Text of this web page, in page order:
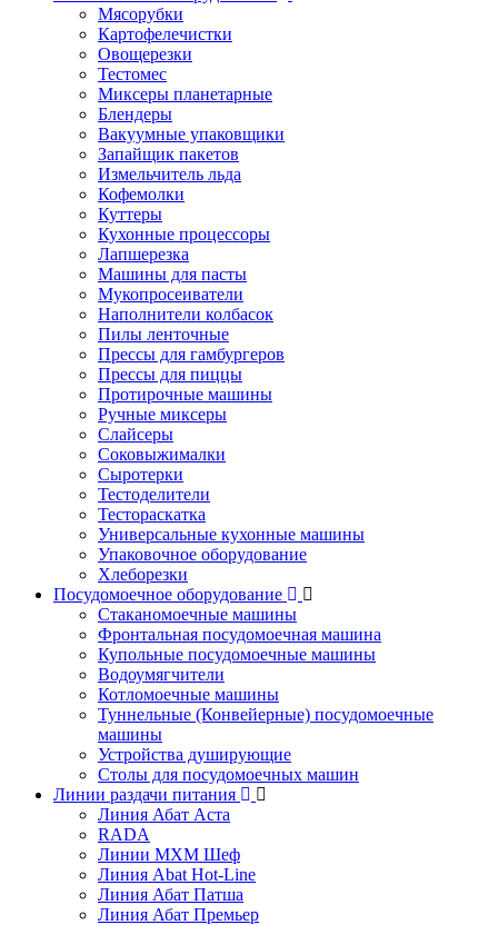
Мясорубки
Картофелечистки
Овощерезки
Тестомес
Миксеры планетарные
Блендеры
Вакуумные упаковщики
Запайщик пакетов
Измельчитель льда
Кофемолки
Куттеры
Кухонные процессоры
Лапшерезка
Машины для пасты
Мукопросеиватели
Наполнители колбасок
Пилы ленточные
Прессы для гамбургеров
Прессы для пиццы
Протирочные машины
Ручные миксеры
Слайсеры
Соковыжималки
Сыротерки
Тестоделители
Тестораскатка
Универсальные кухонные машины
Упаковочное оборудование
Хлеборезки
Посудомоечное оборудование
Стаканомоечные машины
Фронтальная посудомоечная машина
Купольные посудомоечные машины
Водоумягчители
Котломоечные машины
Туннельные (Конвейерные) посудомоечные
машины
Устройства душирующие
Столы для посудомоечных машин
Линии раздачи питания
Линия Абат Аста
RADA
Линии МХМ Шеф
Линия Abat Hot-Line
Линия Абат Патша
Линия Абат Премьер